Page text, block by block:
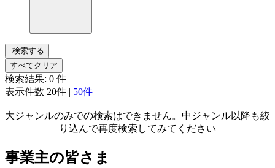
検索する
すべてクリア
検索結果: 0 件
表示件数 20件 | 50件
大ジャンルのみでの検索はできません。中ジャンル以降も絞
り込んで再度検索してみてください
事業主の皆さま